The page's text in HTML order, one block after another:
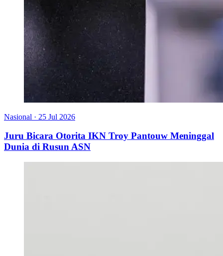
Nasional · 25 Jul 2026
Juru Bicara Otorita IKN Troy Pantouw Meninggal
Dunia di Rusun ASN